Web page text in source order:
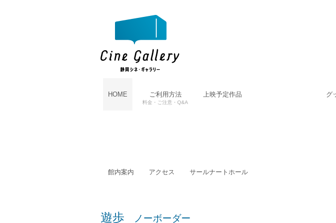
HOME ご利用方法
料金・ご注意・Q&A
上映予定作品 グ
館内案内 アクセス サールナートホール
遊歩 ノーボーダー